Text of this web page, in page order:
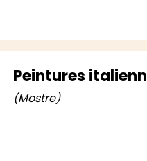
Peintures
(Mostre)